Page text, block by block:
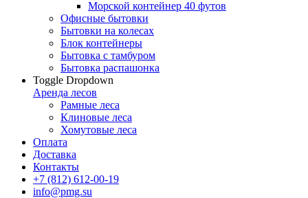
Морской контейнер 40 футов
Офисные бытовки
Бытовки на колесах
Блок контейнеры
Бытовка с тамбуром
Бытовка распашонка
Toggle Dropdown
Аренда лесов
Рамные леса
Клиновые леса
Хомутовые леса
Оплата
Доставка
Контакты
+7 (812) 612-00-19
info@pmg.su